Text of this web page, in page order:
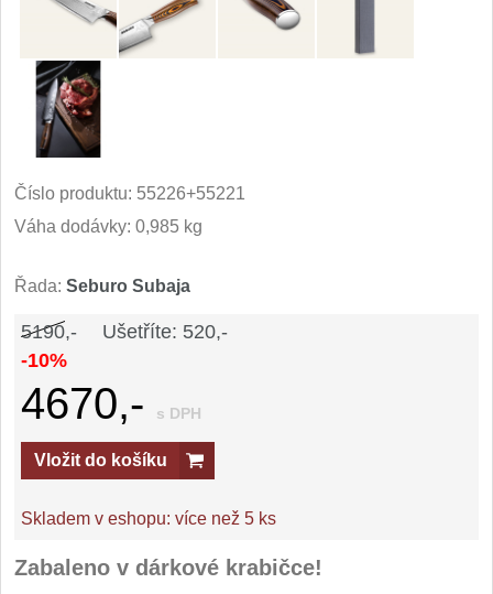
Číslo produktu: 55226+55221
Váha dodávky: 0,985 kg
Řada: Seburo Subaja
5190,- Ušetříte: 520,-
-10%
4670,- s DPH
Vložit do košíku
Skladem v eshopu: více než 5 ks
Zabaleno v dárkové krabičce!